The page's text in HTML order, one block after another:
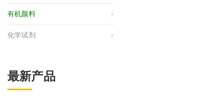
有机颜料
化学试剂
最新产品